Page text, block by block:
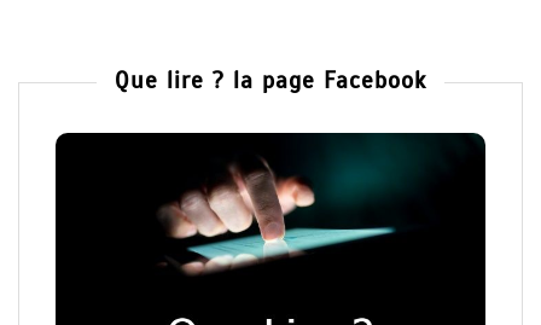
Que lire ? la page Facebook